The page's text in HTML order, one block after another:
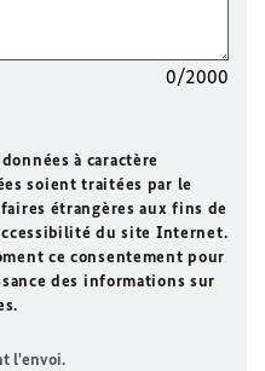
0/2000
à caractère
soient traitées par le
étrangères aux fins de
du site Internet.
ce consentement pour
des informations sur
l'envoi.